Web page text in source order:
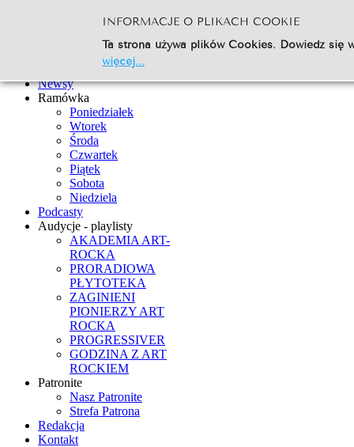
Go
Strona Główna
Newsy
Ramówka
Poniedziałek
Wtorek
Środa
Czwartek
Piątek
Sobota
Niedziela
Podcasty
Audycje - playlisty
AKADEMIA ART-
ROCKA
PRORADIOWA
PŁYTOTEKA
ZAGINIENI
PIONIERZY ART
ROCKA
PROGRESSIVER
GODZINA Z ART
ROCKIEM
Patronite
Nasz Patronite
Strefa Patrona
Redakcja
Kontakt
INFORMACJE O PLIKACH COOKIE
Ta strona używa plików Cookies. Dowiedz
więcej...